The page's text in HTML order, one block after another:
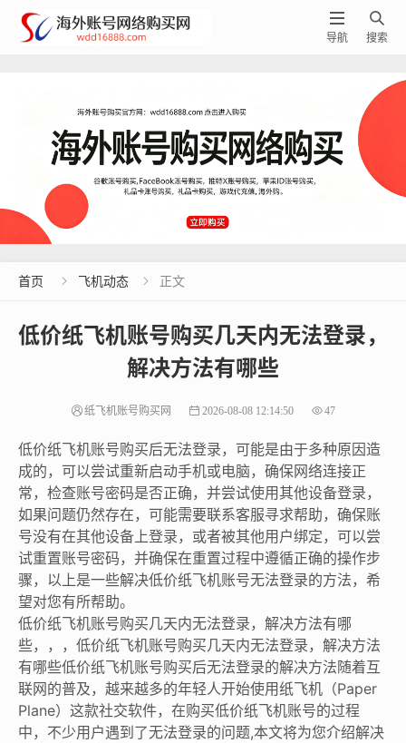

搜索

导航
首页  飞机动态  正文
低价纸飞机账号购买几天内无法登录，
解决方法有哪些
纸飞机账号购买网 2026-08-08 12:14:50 47
低价纸飞机账号购买后无法登录，可能是由于多种原因造
成的，可以尝试重新启动手机或电脑，确保网络连接正
常，检查账号密码是否正确，并尝试使用其他设备登录，
如果问题仍然存在，可能需要联系客服寻求帮助，确保账
号没有在其他设备上登录，或者被其他用户绑定，可以尝
试重置账号密码，并确保在重置过程中遵循正确的操作步
骤，以上是一些解决低价纸飞机账号无法登录的方法，希
望对您有所帮助。
低价纸飞机账号购买几天内无法登录，解决方法有哪
些，，，低价纸飞机账号购买几天内无法登录，解决方法
有哪些低价纸飞机账号购买后无法登录的解决方法随着互
联网的普及，越来越多的年轻人开始使用纸飞机（Paper
Plane）这款社交软件，在购买低价纸飞机账号的过程
中，不少用户遇到了无法登录的问题,本文将为您介绍解决